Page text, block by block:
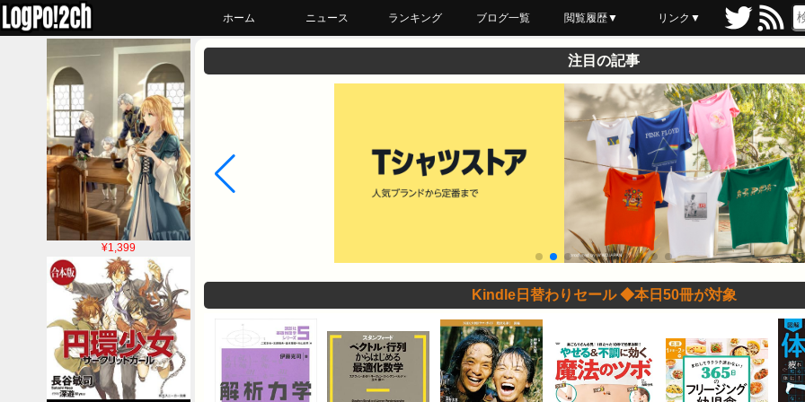
ホーム ニュース ランキング ブログ一覧 閲覧履歴▼
最近読んだ
あとで読む
ブックマーク
リンク▼
¥1,399
注目の記事
Kindle日替わりセール ◆本日50冊が対象